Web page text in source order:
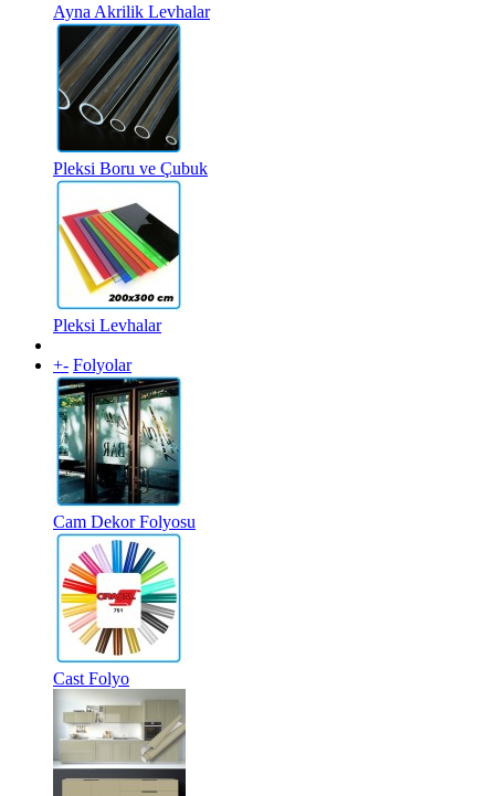
Ayna Akrilik Levhalar
Pleksi Boru ve Çubuk
Pleksi Levhalar
+- Folyolar
Cam Dekor Folyosu
Cast Folyo